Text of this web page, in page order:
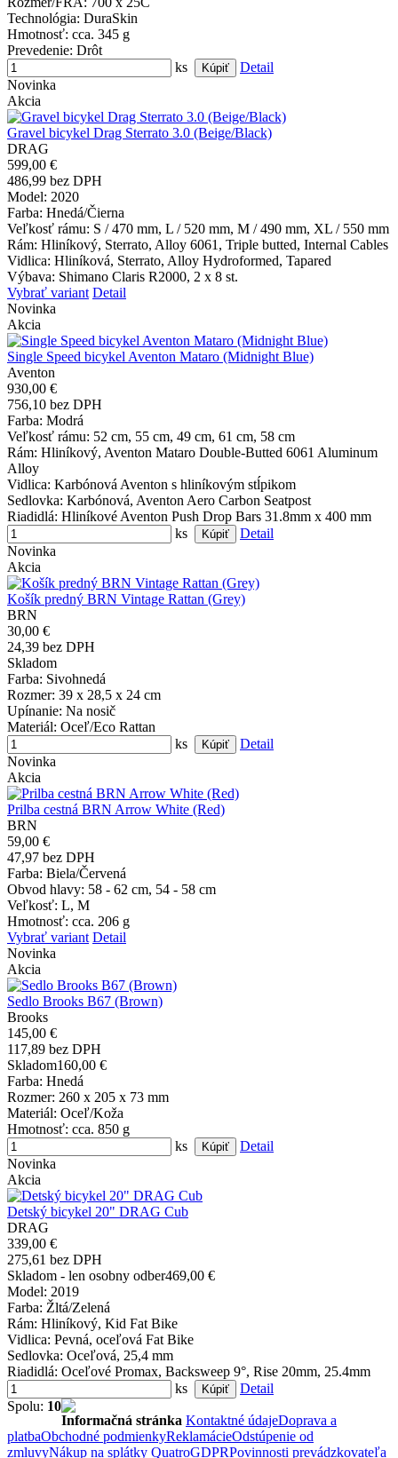
Technológia: DuraSkin
Hmotnosť: cca. 345 g
Prevedenie: Drôt
ks
Detail
Novinka
Akcia
Gravel bicykel Drag Sterrato 3.0 (Beige/Black)
DRAG
599,00 €
486,99 bez DPH
Model: 2020
Farba: Hnedá/Čierna
Veľkosť rámu: S / 470 mm, L / 520 mm, M / 490 mm, XL / 550 mm
Rám: Hliníkový, Sterrato, Alloy 6061, Triple butted, Internal Cables
Vidlica: Hliníková, Sterrato, Alloy Hydroformed, Tapared
Výbava: Shimano Claris R2000, 2 x 8 st.
Vybrať variant Detail
Novinka
Akcia
Single Speed bicykel Aventon Mataro (Midnight Blue)
Aventon
930,00 €
756,10 bez DPH
Farba: Modrá
Veľkosť rámu: 52 cm, 55 cm, 49 cm, 61 cm, 58 cm
Rám: Hliníkový, Aventon Mataro Double-Butted 6061 Aluminum
Alloy
Vidlica: Karbónová Aventon s hliníkovým stĺpikom
Sedlovka: Karbónová, Aventon Aero Carbon Seatpost
Riadidlá: Hliníkové Aventon Push Drop Bars 31.8mm x 400 mm
ks
Detail
Novinka
Akcia
Košík predný BRN Vintage Rattan (Grey)
BRN
30,00 €
24,39 bez DPH
Skladom
Farba: Sivohnedá
Rozmer: 39 x 28,5 x 24 cm
Upínanie: Na nosič
Materiál: Oceľ/Eco Rattan
ks
Detail
Novinka
Akcia
Prilba cestná BRN Arrow White (Red)
BRN
59,00 €
47,97 bez DPH
Farba: Biela/Červená
Obvod hlavy: 58 - 62 cm, 54 - 58 cm
Veľkosť: L, M
Hmotnosť: cca. 206 g
Vybrať variant Detail
Novinka
Akcia
Sedlo Brooks B67 (Brown)
Brooks
145,00 €
117,89 bez DPH
Skladom160,00 €
Farba: Hnedá
Rozmer: 260 x 205 x 73 mm
Materiál: Oceľ/Koža
Hmotnosť: cca. 850 g
ks
Detail
Novinka
Akcia
Detský bicykel 20" DRAG Cub
DRAG
339,00 €
275,61 bez DPH
Skladom - len osobny odber469,00 €
Model: 2019
Farba: Žltá/Zelená
Rám: Hliníkový, Kid Fat Bike
Vidlica: Pevná, oceľová Fat Bike
Sedlovka: Oceľová, 25,4 mm
Riadidlá: Oceľové Promax, Backsweep 9°, Rise 20mm, 25.4mm
ks
Detail
Spolu: 10
Informačná stránka Kontaktné údajeDoprava a
platbaObchodné podmienkyReklamácieOdstúpenie od
zmluvyNákup na splátky QuatroGDPRPovinnosti prevádzkovateľa